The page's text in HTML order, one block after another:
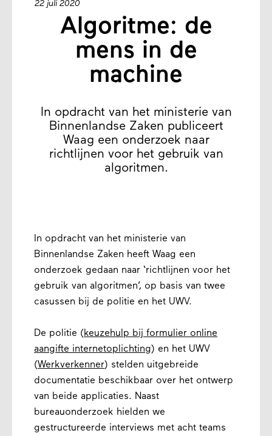
22 juli 2020
Algoritme: de
mens in de
machine
In opdracht van het ministerie van
Binnenlandse Zaken publiceert
Waag een onderzoek naar
richtlijnen voor het gebruik van
algoritmen.
In opdracht van het ministerie van
Binnenlandse Zaken heeﬅ Waag een
onderzoek gedaan naar ‘richtlijnen voor het
gebruik van algoritmen’, op basis van twee
casussen bij de politie en het UWV.
De politie (keuzehulp bij formulier online
aangiﬅe internetoplichting) en het UWV
(Werkverkenner) stelden uitgebreide
documentatie beschikbaar over het ontwerp
van beide applicaties. Naast
bureauonderzoek hielden we
gestructureerde interviews met acht teams